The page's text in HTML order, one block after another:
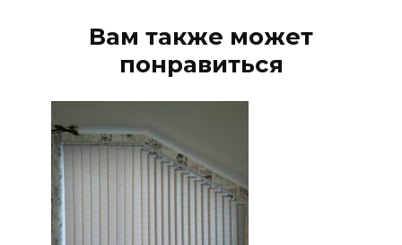
Вам также может
понравиться